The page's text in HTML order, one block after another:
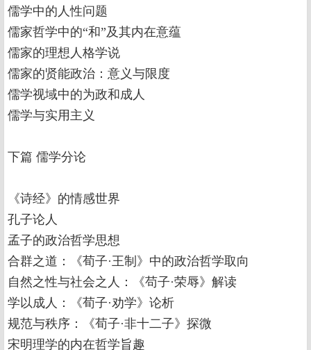
儒学中的人性问题
儒家哲学中的“和”及其内在意蕴
儒家的理想人格学说
儒家的贤能政治：意义与限度
儒学视域中的为政和成人
儒学与实用主义
下篇 儒学分论
《诗经》的情感世界
孔子论人
孟子的政治哲学思想
合群之道：《荀子·王制》中的政治哲学取向
自然之性与社会之人：《苟子·荣辱》解读
学以成人：《荀子·劝学》论析
规范与秩序：《荀子·非十二子》探微
宋明理学的内在哲学旨趣